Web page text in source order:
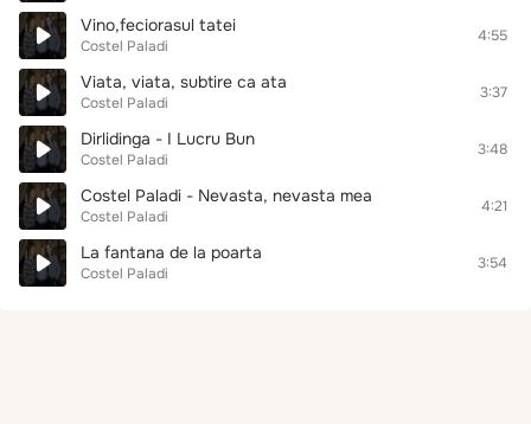
Vino,feciorasul tatei
Costel Paladi
4:55
Viata, viata, subtire ca ata
Costel Paladi
3:37
Dirlidinga - I Lucru Bun
Costel Paladi
3:48
Costel Paladi - Nevasta, nevasta mea
Costel Paladi
4:21
La fantana de la poarta
Costel Paladi
3:54